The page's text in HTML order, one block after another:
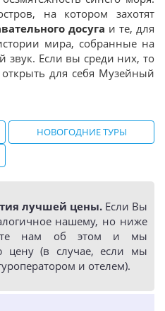
на котором захотят
досуга и те, для
мира, собранные на
звук. Если вы среди них, то
открыть для себя Музейный
НОВОГОДНИЕ ТУРЫ
лучшей цены. Если Вы
нашему, но ниже
нам об этом и мы
(в случае, если мы
и отелем).